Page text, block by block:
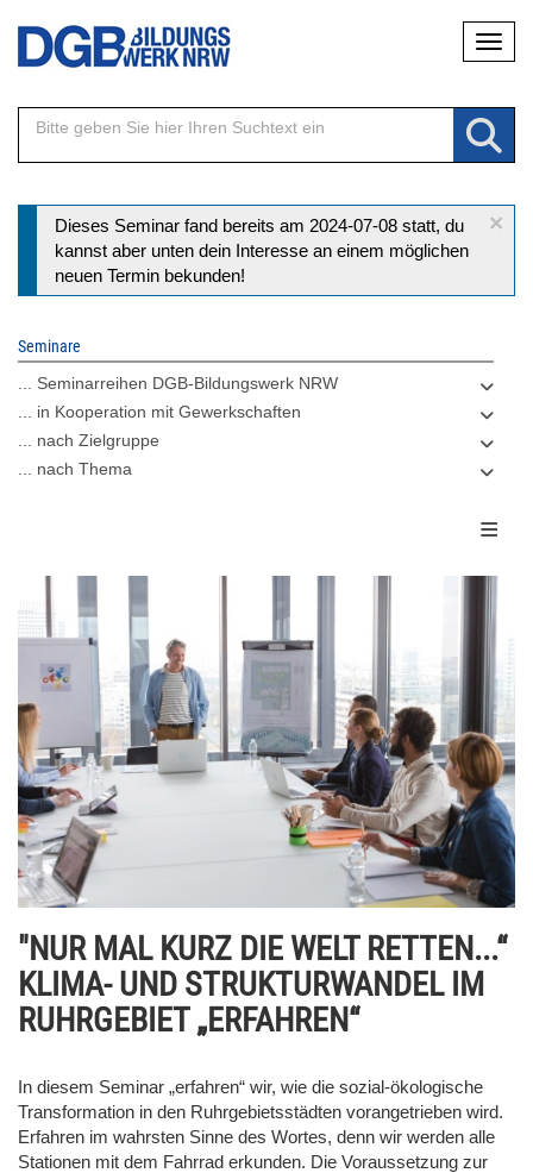
Direkt
Inhalt
×
Statusmeldung
Dieses Seminar fand bereits am 2024-07-08 statt, du
kannst aber unten dein Interesse an einem möglichen
neuen Termin bekunden!
Seminare
... Seminarreihen DGB-Bildungswerk NRW
... in Kooperation mit Gewerkschaften
... nach Zielgruppe
... nach Thema
"NUR MAL KURZ DIE WELT RETTEN...“
KLIMA- UND STRUKTURWANDEL IM
RUHRGEBIET „ERFAHREN“
In diesem Seminar „erfahren“ wir, wie die sozial-ökologische
Transformation in den Ruhrgebietsstädten vorangetrieben wird.
Erfahren im wahrsten Sinne des Wortes, denn wir werden alle
Stationen mit dem Fahrrad erkunden. Die Voraussetzung zur